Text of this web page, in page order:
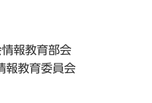
報教育部会
報教育委員会